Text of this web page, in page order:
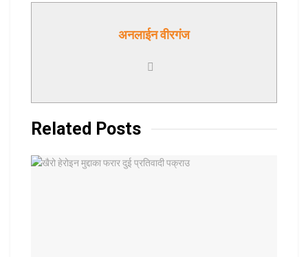
अनलाईन वीरगंज
Related Posts